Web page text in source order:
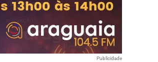
Publicidade